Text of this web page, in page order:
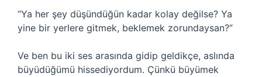
“Ya her şey düşündüğün kadar kolay değilse? Ya
yine bir yerlere gitmek, beklemek zorundaysan?”
Ve ben bu iki ses arasında gidip geldikçe, aslında
büyüdüğümü hissediyordum. Çünkü büyümek